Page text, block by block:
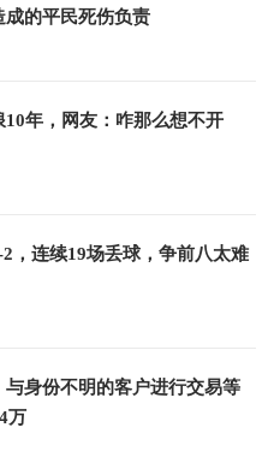
的平民死伤负责
年，网友：咋那么想不开
，连续19场丢球，争前八太难
身份不明的客户进行交易等
万